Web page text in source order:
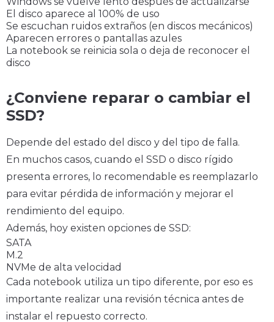
El disco aparece al 100% de uso
Se escuchan ruidos extraños (en discos mecánicos)
Aparecen errores o pantallas azules
La notebook se reinicia sola o deja de reconocer el
disco
¿Conviene reparar o cambiar el
SSD?
Depende del estado del disco y del tipo de falla.
En muchos casos, cuando el SSD o disco rígido
presenta errores, lo recomendable es reemplazarlo
para evitar pérdida de información y mejorar el
rendimiento del equipo.
Además, hoy existen opciones de SSD:
SATA
M.2
NVMe de alta velocidad
Cada notebook utiliza un tipo diferente, por eso es
importante realizar una revisión técnica antes de
instalar el repuesto correcto.